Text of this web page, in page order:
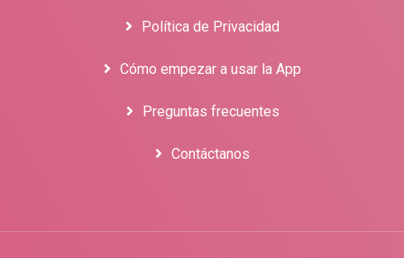
Política de Privacidad
Cómo empezar a usar la App
Preguntas frecuentes
Contáctanos